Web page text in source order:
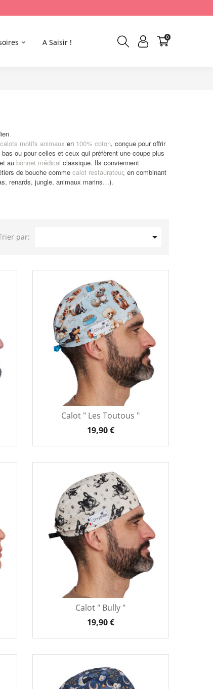
A Saisir !
0
calots motifs animaux en 100% coton, conçue pour offrir
ou pour celles et ceux qui préfèrent une coupe plus
et au bonnet médical classique. Ils conviennent
de bouche comme calot restaurateur, en combinant
renards, jungle, animaux marins…).

par:
Calot " Les Toutous "
19,90 €
Calot " Bully "
19,90 €